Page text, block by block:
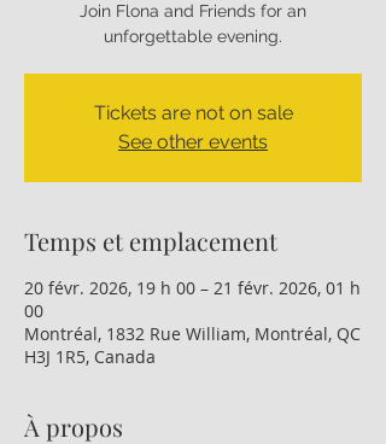
Join Flona and Friends for an
unforgettable evening.
Tickets are not on sale
See other events
Temps et emplacement
20 févr. 2026, 19 h 00 – 21 févr. 2026, 01 h
00
Montréal, 1832 Rue William, Montréal, QC
H3J 1R5, Canada
À propos